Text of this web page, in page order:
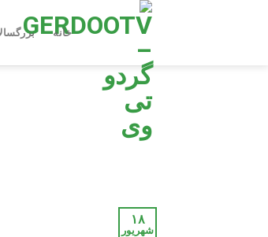
خانه
۱۸
شهریور